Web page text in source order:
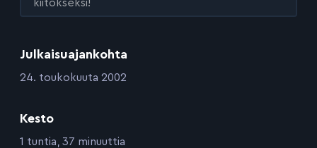
Julkaisuajankohta
:24. toukokuuta 2002
Kesto
:1 tuntia, 37 minuuttia
kiitokseksi!